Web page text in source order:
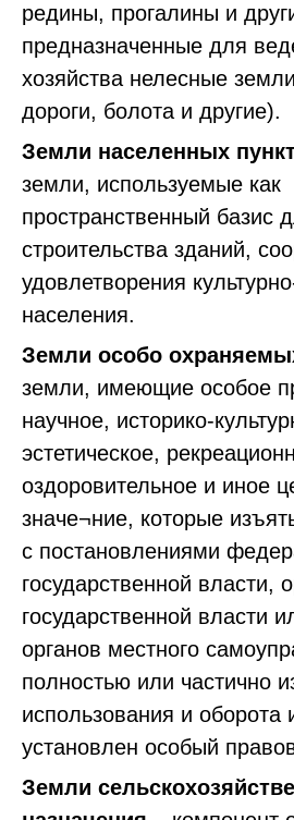
редины, прогалины и
предназначенные для
хозяйства нелесные
дороги, болота и другие).
Земли населенных
земли, используемые как
пространственный базис
строительства зданий,
удовлетворения
населения.
Земли особо
земли, имеющие особое
научное, историко-
эстетическое,
оздоровительное и иное
значе¬ние, которые
с постановлениями
государственной власти,
государственной власти
органов местного
полностью или частично
использования и оборота
установлен особый
Земли